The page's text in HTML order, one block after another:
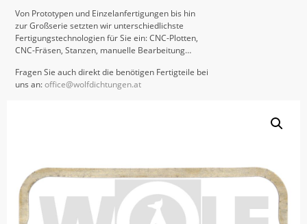
Von Prototypen und Einzelanfertigungen bis hin
zur Großserie setzten wir unterschiedlichste
Fertigungstechnologien für Sie ein: CNC-Plotten,
CNC-Fräsen, Stanzen, manuelle Bearbeitung…
Fragen Sie auch direkt die benötigen Fertigteile bei
uns an:office@wolfdichtungen.at